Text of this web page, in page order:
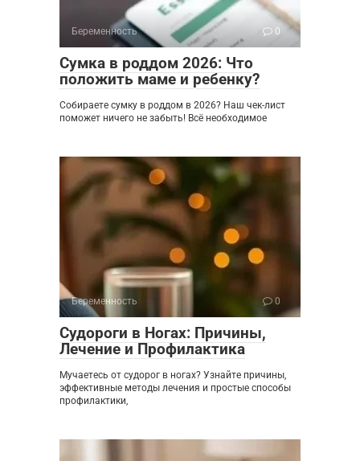
Беременность 0
Сумка в роддом 2026: Что
положить маме и ребенку?
Собираете сумку в роддом в 2026? Наш чек-лист
поможет ничего не забыть! Всё необходимое
Беременность 0
Судороги в Ногах: Причины,
Лечение и Профилактика
Мучаетесь от судорог в ногах? Узнайте причины,
эффективные методы лечения и простые способы
профилактики,